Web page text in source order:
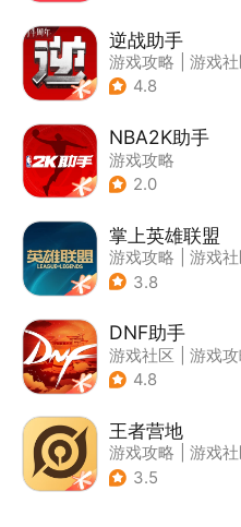
逆战助手
游戏攻略
游戏
4.8
NBA2K助手
游戏攻略
2.0
掌上英雄联盟
游戏攻略
游戏
3.8
DNF助手
游戏社区
游戏
4.8
王者营地
游戏攻略
游戏社
3.5